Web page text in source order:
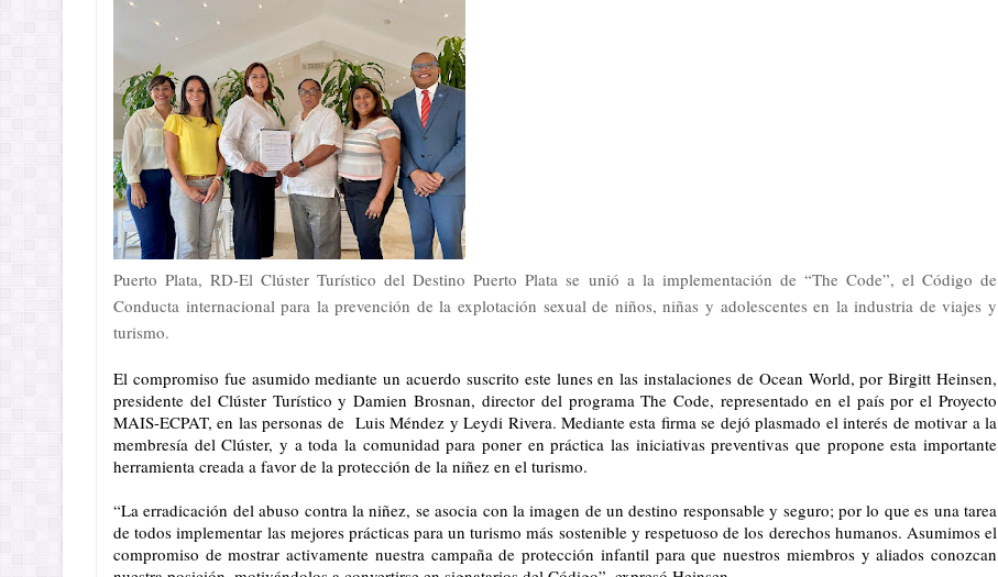
Puerto Plata, RD-El Clúster Turístico del Destino Puerto Plata se unió a la implementación de “The Code”, el Código de
Conducta internacional para la prevención de la explotación sexual de niños, niñas y adolescentes en la industria de viajes y
turismo.
El compromiso fue asumido mediante un acuerdo suscrito este lunes en las instalaciones de Ocean World, por Birgitt Heinsen,
presidente del Clúster Turístico y Damien Brosnan, director del programa The Code, representado en el país por el Proyecto
MAIS-ECPAT, en las personas de  Luis Méndez y Leydi Rivera. Mediante esta firma se dejó plasmado el interés de motivar a la
membresía del Clúster, y a toda la comunidad para poner en práctica las iniciativas preventivas que propone esta importante
herramienta creada a favor de la protección de la niñez en el turismo.
“La erradicación del abuso contra la niñez, se asocia con la imagen de un destino responsable y seguro; por lo que es una tarea
de todos implementar las mejores prácticas para un turismo más sostenible y respetuoso de los derechos humanos. Asumimos el
compromiso de mostrar activamente nuestra campaña de protección infantil para que nuestros miembros y aliados conozcan